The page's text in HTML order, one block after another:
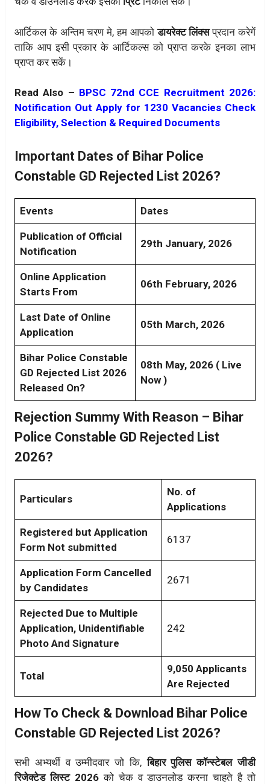
आर्टिकल के अन्तिम चरण मे, हम आपकोडायरेक्ट लिंक्सप्रदान करेगें
ताकि आप इसी प्रकार के आर्टिकल्स को प्राप्त करके इनका लाभ
प्राप्त कर सकें।
Read Also – BPSC 72nd CCE Recruitment 2026:
Notification Out Apply for 1230 Vacancies Check
Eligibility, Selection & Required Documents
Important Dates of Bihar Police
Constable GD Rejected List 2026?
Events Dates
Publication of Official
Notification
29th January, 2026
Online Application
Starts From
06th February, 2026
Last Date of Online
Application
05th March, 2026
Bihar Police Constable
GD Rejected List 2026
Released On?
08th May, 2026 ( Live
Now )
Rejection Summy With Reason – Bihar
Police Constable GD Rejected List
2026?
Particulars
No. of
Applications
Registered but Application
Form Not submitted
6137
Application Form Cancelled
by Candidates
2671
Rejected Due to Multiple
Application, Unidentifiable
Photo And Signature
242
Total
9,050 Applicants
Are Rejected
How To Check & Download Bihar Police
Constable GD Rejected List 2026?
सभी अभ्यर्थी व उम्मीदवार जो कि,बिहार पुलिस कॉन्स्टेबल जीडी
रिजेक्टेड लिस्ट 2026को चेक व डाउनलोड करना चाहते है तो